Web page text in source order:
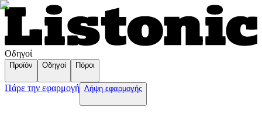
Οδηγοί
Προϊόν Οδηγοί Πόροι
Πάρε την εφαρμογή Λήψη εφαρμογής